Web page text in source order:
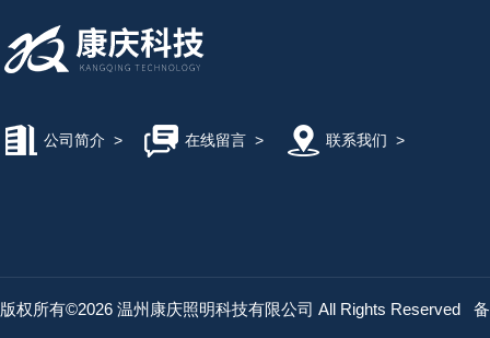
公司简介 > 在线留言> 联系我们 >
版权所有©2026 温州康庆照明科技有限公司 All Rights Reserved